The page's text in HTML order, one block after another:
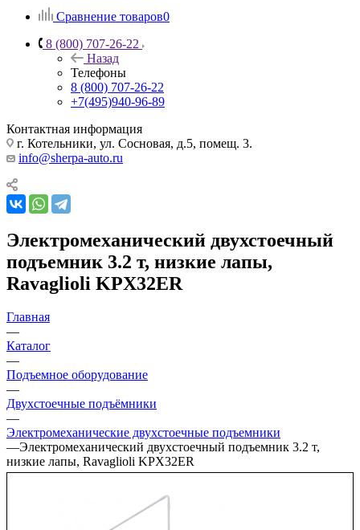
Сравнение товаров0
8 (800) 707-26-22
Назад
Телефоны
8 (800) 707-26-22
+7(495)940-96-89
Контактная информация
г. Котельники, ул. Сосновая, д.5, помещ. 3.
info@sherpa-auto.ru
Электромеханический двухстоечный
подъемник 3.2 т, низкие лапы,
Ravaglioli KPX32ER
Главная
—
Каталог
—
Подъемное оборудование
—
Двухстоечные подъёмники
—
Электромеханические двухстоечные подъемники
—Электромеханический двухстоечный подъемник 3.2 т,
низкие лапы, Ravaglioli KPX32ER